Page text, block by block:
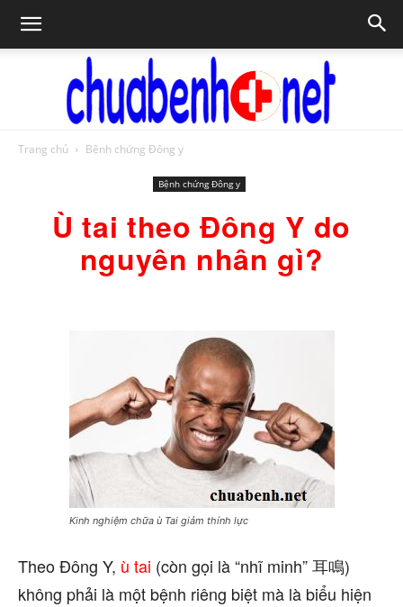
Trang chủ Bệnh chứng Đông y
Bệnh chứng Đông y
Ù tai theo Đông Y do
nguyên nhân gì?
Kinh nghiệm chữa ù Tai giảm thính lực
Theo Đông Y, ù tai (còn gọi là “nhĩ minh” 耳鳴)
không phải là một bệnh riêng biệt mà là biểu hiện